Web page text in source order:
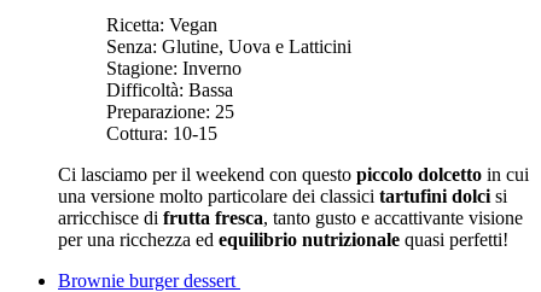
Ricetta: Vegan
Senza: Glutine, Uova e Latticini
Stagione: Inverno
Difficoltà: Bassa
Preparazione: 25
Cottura: 10-15
Ci lasciamo per il weekend con questo piccolo dolcetto in cui
una versione molto particolare dei classici tartufini dolci si
arricchisce di frutta fresca, tanto gusto e accattivante visione
per una ricchezza ed equilibrio nutrizionale quasi perfetti!
Brownie burger dessert